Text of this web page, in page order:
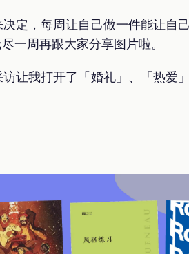
定，每周让自己做一件能让自
一周再跟大家分享图片啦。
让我打开了「婚礼」、「热爱